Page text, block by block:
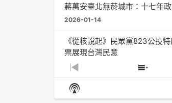
蔣萬安臺北無菸城市：十七年
2026-01-14
《從核說起》民眾黨823公投
票展現台灣民意
2025-08-11
大罷免凸 <726,823反罷免主題
2025-07-05
Previous
Episode
Show
Show
Podcast